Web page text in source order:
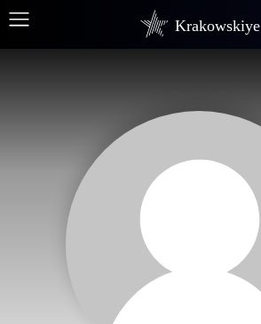
Krakowskiye